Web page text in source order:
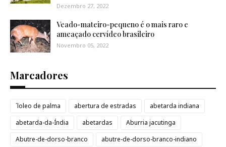
Dezembro 27, 2022
Veado-mateiro-pequeno é o mais raro e
ameaçado cervídeo brasileiro
Novembro 05, 2022
Marcadores
´loleo de palma abertura de estradas
abetarda indiana
abetarda-da-Índia
abetardas
Aburria jacutinga
Abutre-de-dorso-branco
abutre-de-dorso-branco-indiano